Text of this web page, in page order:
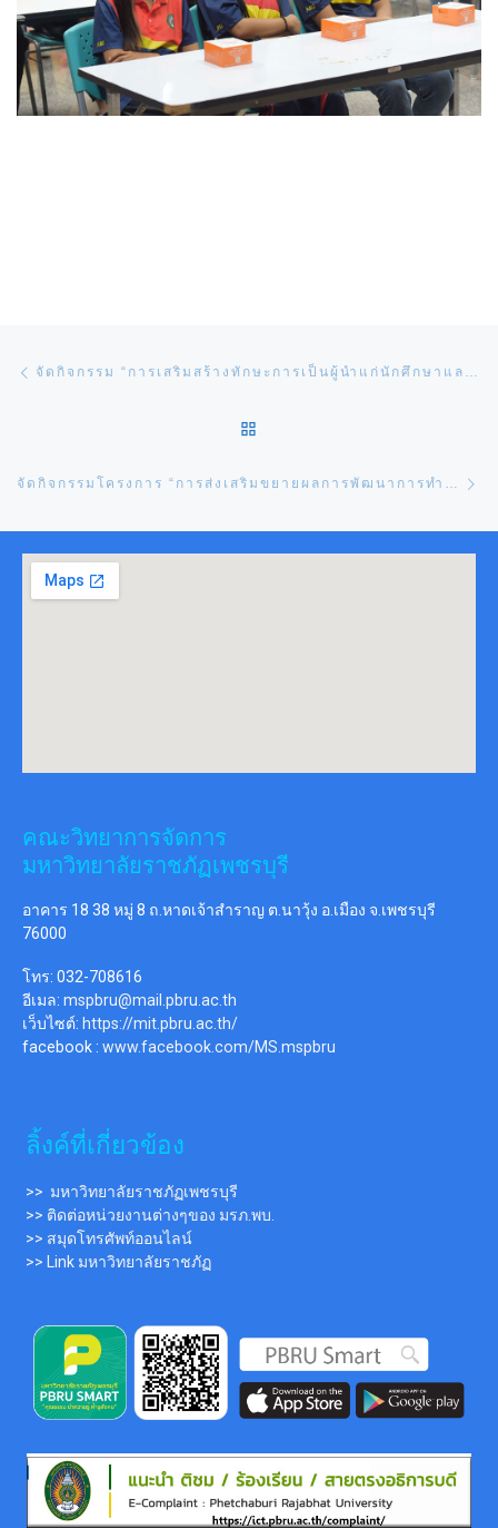
Post navigation จัดกิจกรรม “การเสริมสร้างทักษะการเป็นผู้นำแก่นักศึกษาและการประกันคุณภาพการศึกษา”
จัดกิจกรรมโครงการ “การส่งเสริมขยายผลการพัฒนาการทำเกษตรปลอดสารพิษ การเพิ่มมูลค่าผลิตภัณฑ์ชุมชน (กระเป๋าสานพลาสติก) และการส่งเสริมเส้นทางท่องเที่ยวชุมชนยลวิถีของดียางหย่อง”
คณะวิทยาการจัดการ
มหาวิทยาลัยราชภัฏเพชรบุรี
อาคาร 18 38 หมู่ 8 ถ.หาดเจ้าสำราญ ต.นาวุ้ง อ.เมือง จ.เพชรบุรี
76000
โทร: 032-708616
อีเมล: mspbru@mail.pbru.ac.th
เว็บไซต์: https://mit.pbru.ac.th/
facebook : www.facebook.com/MS.mspbru
ลิ้งค์ที่เกี่ยวข้อง
>> มหาวิทยาลัยราชภัฏเพชรบุรี
>> ติดต่อหน่วยงานต่างๆของ มรภ.พบ.
>> สมุดโทรศัพท์ออนไลน์
>> Link มหาวิทยาลัยราชภัฏ